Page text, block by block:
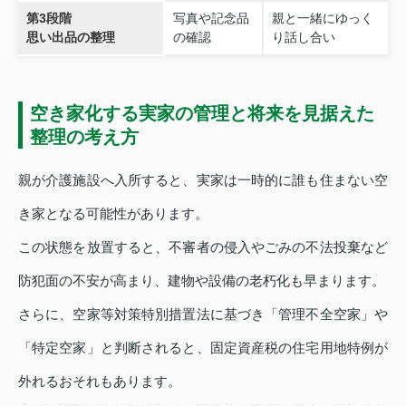
第3段階
思い出品の整理
写真や記念品
の確認
親と一緒にゆっく
り話し合い
空き家化する実家の管理と将来を見据えた
整理の考え方
親が介護施設へ入所すると、実家は一時的に誰も住まない空
き家となる可能性があります。
この状態を放置すると、不審者の侵入やごみの不法投棄など
防犯面の不安が高まり、建物や設備の老朽化も早まります。
さらに、空家等対策特別措置法に基づき「管理不全空家」や
「特定空家」と判断されると、固定資産税の住宅用地特例が
外れるおそれもあります。